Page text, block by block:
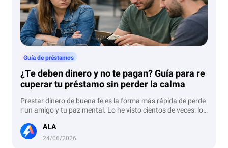
Guía de préstamos
¿Te deben dinero y no te pagan? Guía para re
cuperar tu préstamo sin perder la calma
Prestar dinero de buena fe es la forma más rápida de perde
r un amigo y tu paz mental. Lo he visto cientos de veces: lo
s y excusas interminables. Si ya estás en esa situación, deja
de ser el cobrador amable. En este negocio, la palabra no va
ALA
24/06/2026